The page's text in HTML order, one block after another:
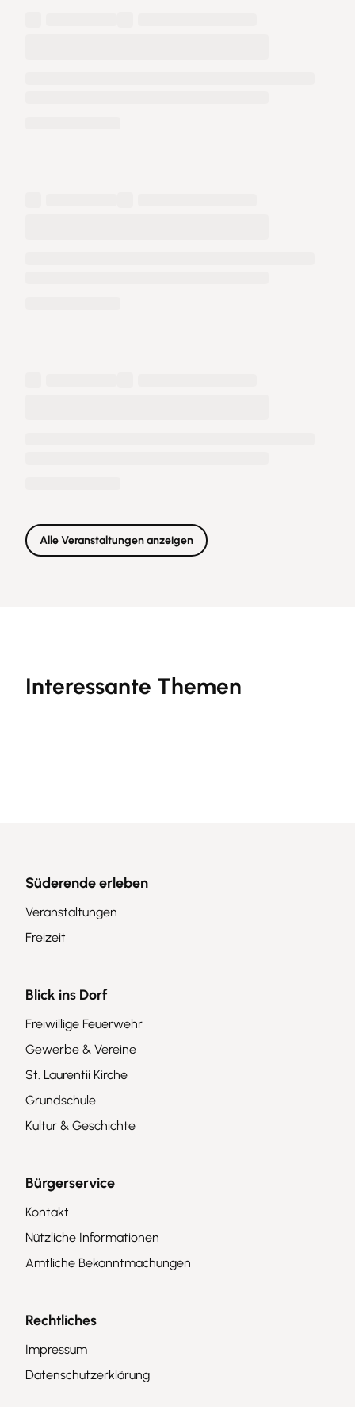
Alle Veranstaltungen anzeigen
Interessante Themen
Freizeit
Süderende erleben
Veranstaltungen
Freizeit
Blick ins Dorf
Freiwillige Feuerwehr
Gewerbe & Vereine
St. Laurentii Kirche
Grundschule
Kultur & Geschichte
Bürgerservice
Kontakt
Nützliche Informationen
Amtliche Bekanntmachungen
Rechtliches
Impressum
Datenschutzerklärung